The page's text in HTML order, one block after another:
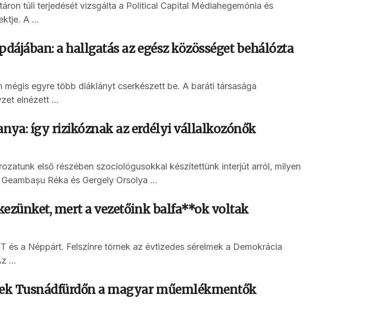
túli terjedését vizsgálta a Political Capital Médiahegemónia és
A ...
a hallgatás az egész közösséget behálózta
mégis egyre több diáklányt cserkészett be. A baráti társasága
elnézett ...
így rizikóznak az erdélyi vállalkozónők
első részében szociológusokkal készítettünk interjút arról, milyen
Réka és Gergely Orsolya ...
mert a vezetőink balfa**ok voltak
és a Néppárt. Felszínre törnek az évtizedes sérelmek a Demokrácia
...
Tusnádfürdőn a magyar műemlékmentők